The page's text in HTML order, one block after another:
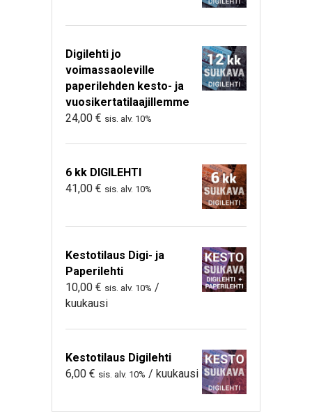
Digilehti jo
voimassaoleville
paperilehden kesto- ja
vuosikertatilaajillemme
24,00 € sis. alv. 10%
6 kk DIGILEHTI
41,00 € sis. alv. 10%
Kestotilaus Digi- ja
Paperilehti
10,00 € sis. alv. 10% /
kuukausi
Kestotilaus Digilehti
6,00 € sis. alv. 10% / kuukausi